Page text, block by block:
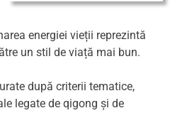
energiei vieții reprezintă
un stil de viață mai bun.
după criterii tematice,
legate de qigong și de